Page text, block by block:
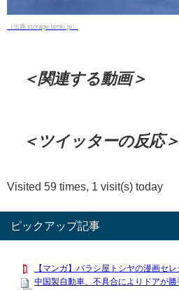
（出典 storage.tenki.jp）
＜関連する動画＞
＜ツイッターの反応＞
Visited 59 times, 1 visit(s) today
ピックアップ記事